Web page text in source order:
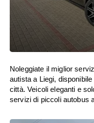
Noleggiate il miglior
autista a Liegi,
città. Veicoli eleganti e
servizi di piccoli autobus